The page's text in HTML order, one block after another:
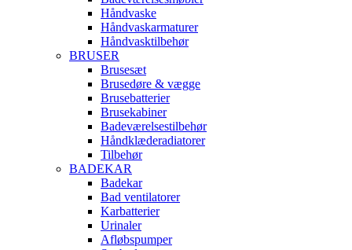
Håndvaske
Håndvaskarmaturer
Håndvasktilbehør
BRUSER
Brusesæt
Brusedøre & vægge
Brusebatterier
Brusekabiner
Badeværelsestilbehør
Håndklæderadiatorer
Tilbehør
BADEKAR
Badekar
Bad ventilatorer
Karbatterier
Urinaler
Afløbspumper